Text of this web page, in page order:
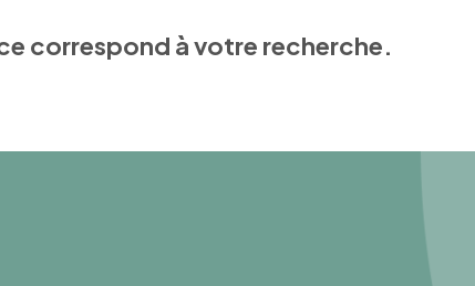
correspond à votre recherche.